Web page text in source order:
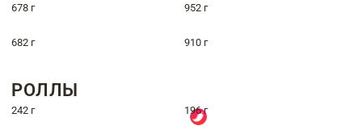
678 г 952 г
682 г 910 г
РОЛЛЫ
242 г 196 г